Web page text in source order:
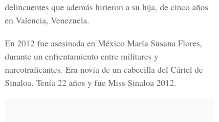
delincuentes que además hirieron a su hija, de cinco años
en Valencia, Venezuela.
En 2012 fue asesinada en México María Susana Flores,
durante un enfrentamiento entre militares y
narcotraficantes. Era novia de un cabecilla del Cártel de
Sinaloa. Tenía 22 años y fue Miss Sinaloa 2012.